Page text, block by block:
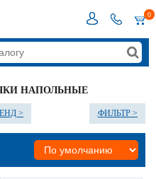
0
НАПОЛЬНЫЕ
> ФИЛЬТР >